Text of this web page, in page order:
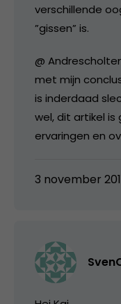
verschillende
”gissen” is.
@
met mijn
is inderdaad
wel, dit artikel
ervaringen en
3 november